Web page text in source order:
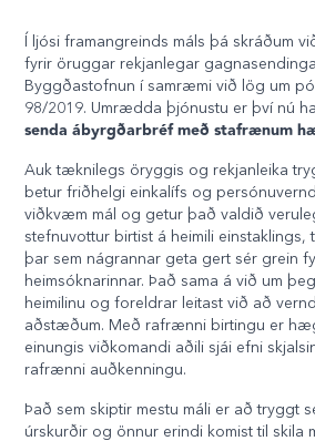
Í ljósi framangreinds máls þá skráðum
fyrir öruggar rekjanlegar
Byggðastofnun í samræmi við lög um
98/2019. Umrædda þjónustu er því nú
senda ábyrgðarbréf með stafrænum
Auk tæknilegs öryggis og rekjanleika
betur friðhelgi einkalífs og
viðkvæm mál og getur það valdið
stefnuvottur birtist á heimili
þar sem nágrannar geta gert sér grein
heimsóknarinnar. Það sama á við um
heimilinu og foreldrar leitast við að
aðstæðum. Með rafrænni birtingu er
einungis viðkomandi aðili sjái efni
rafrænni auðkenningu.
Það sem skiptir mestu máli er að tryggt
úrskurðir og önnur erindi komist til skila